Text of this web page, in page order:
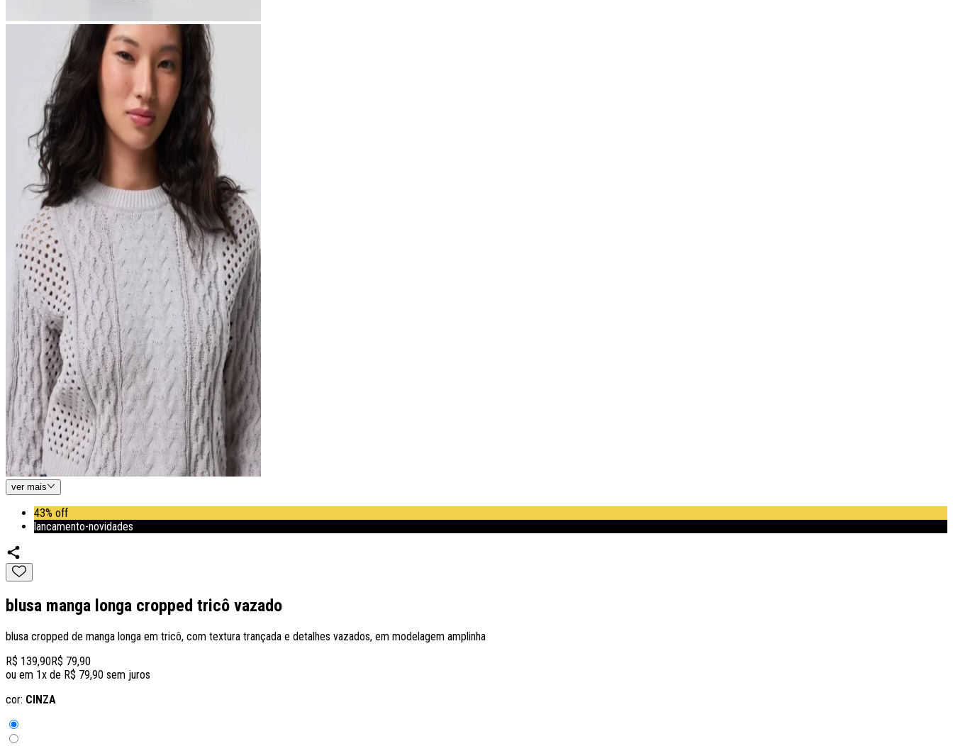
ver mais
43% off
lancamento-novidades
blusa manga longa cropped tricô vazado
blusa cropped de manga longa em tricô, com textura trançada e detalhes vazados, em modelagem amplinha
R$ 139,90 R$ 79,90
ou em 1x de R$ 79,90 sem juros
cor: CINZA